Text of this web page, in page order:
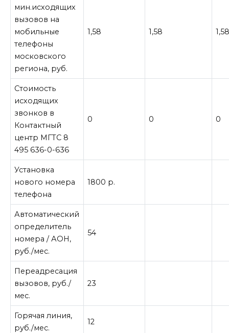
мин.исходящих
вызовов на
мобильные
телефоны
московского
региона, руб.
1,58 1,58
Стоимость
исходящих
звонков в
Контактный
центр МГТС 8
495 636-0-636
0 0 0
Установка
нового номера
телефона
1800 р.
Автоматический
определитель
номера / АОН,
руб./мес.
54
Переадресация
вызовов, руб./
мес.
23
Горячая линия,
руб./мес.
12